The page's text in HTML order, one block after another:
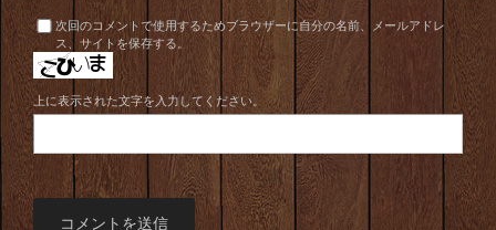
次回のコメントで使用するためブラウザーに自分の名前、メールアドレ
ス、サイトを保存する。
上に表示された文字を入力してください。